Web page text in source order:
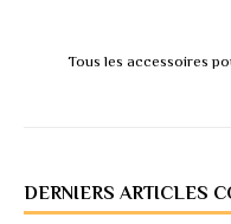
Tous les accessoires
DERNIERS ARTICLES